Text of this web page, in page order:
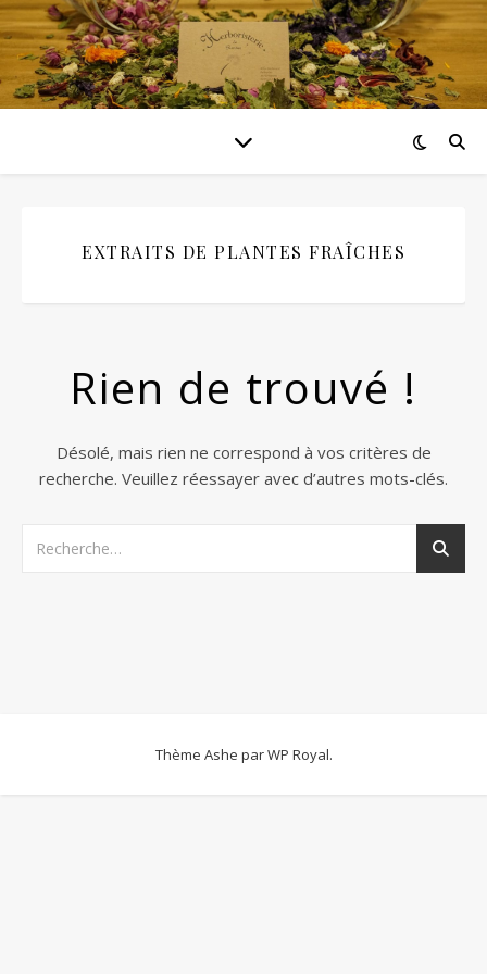
EXTRAITS DE PLANTES FRAÎCHES
Rien de trouvé !
Désolé, mais rien ne correspond à vos critères de
recherche. Veuillez réessayer avec d’autres mots-clés.
Thème Ashe parWP Royal.